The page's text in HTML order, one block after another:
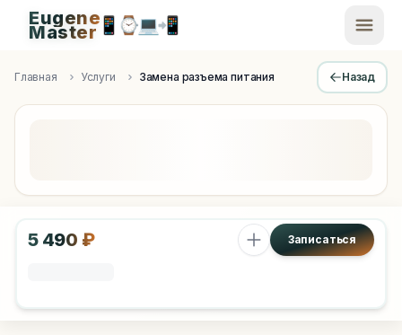
Apple Diagnostics & Engineering Authority in Saint
Eugene
Master📱 ⌚💻📲
Главная Услуги Замена разъема питания Назад
5 490 ₽ Записаться